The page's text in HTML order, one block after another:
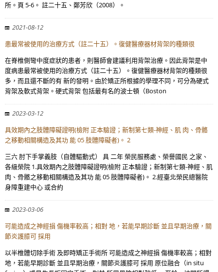
所。頁 5-6。 註二十五、鄭芳欣（2008）。
2021-08-12
患最常被使用的治療方式（註二十五）。復健醫療器材背架的種類很
在脊椎側彎中度症狀的患者，則醫師會建議利用背架治療。因此背架是中
度病患最常被使用的治療方式（註二十五）。復健醫療器材背架的種類很
多，而且還不斷的有 新的發明。由於矯正所根據的學理不同，可分為硬式
背架及軟式背架。硬式背架 包括最有名的波士頓（Boston
2023-03-12
具效期內之肢體障礙證明(檢附 正本驗證；新制第七類-神經、肌 肉、骨骼
之移動相關構造及其功 能 05 肢體障礙者)。 2
三六 肘下手掌義肢（自體驅動式） 具 二年 榮民服務處、榮譽國民 之家、
各級榮院 1.具效期內之肢體障礙證明(檢附 正本驗證；新制第七類-神經、肌
肉、骨骼之移動相關構造及其功 能 05 肢體障礙者)。 2.經臺北榮民總醫院
身障重建中心 或合約
2023-03-06
可能造成之神經損 傷機率較高；相對 地，若能早期診斷 並且早期治療，關
節炎護膝可 採用
以半椎體切除手術 及即時矯正手術所 可能造成之神經損 傷機率較高；相對
地，若能早期診斷 並且早期治療，關節炎護膝可 採用 原位融合（in situ